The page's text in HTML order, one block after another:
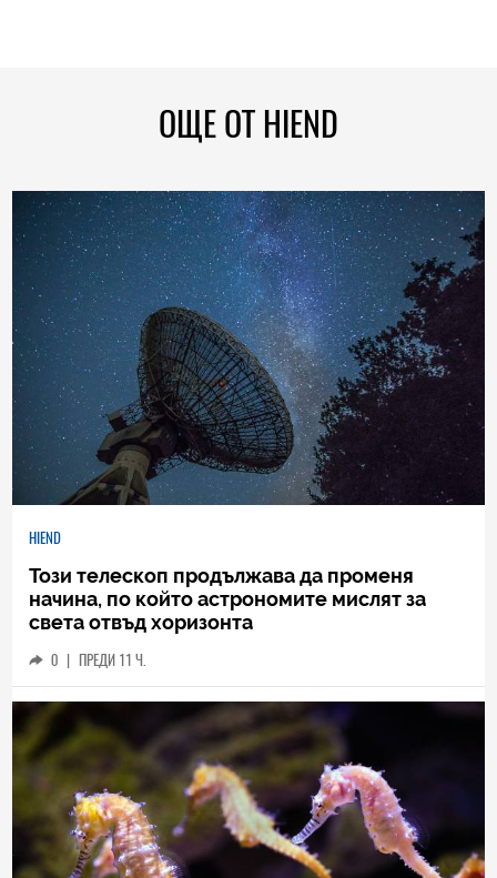
ОЩЕ ОТ HIEND
HIEND
Този телескоп продължава да променя
начина, по който астрономите мислят за
света отвъд хоризонта
0 ПРЕДИ 11 Ч.